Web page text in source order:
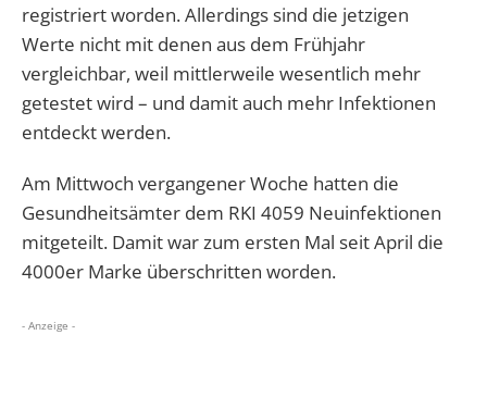
registriert worden. Allerdings sind die jetzigen
Werte nicht mit denen aus dem Frühjahr
vergleichbar, weil mittlerweile wesentlich mehr
getestet wird – und damit auch mehr Infektionen
entdeckt werden.
Am Mittwoch vergangener Woche hatten die
Gesundheitsämter dem RKI 4059 Neuinfektionen
mitgeteilt. Damit war zum ersten Mal seit April die
4000er Marke überschritten worden.
- Anzeige -